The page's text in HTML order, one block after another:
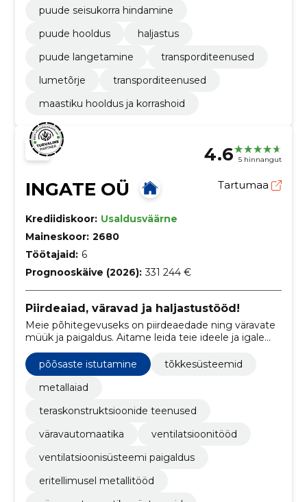
puude seisukorra hindamine
puude hooldus
haljastus
puude langetamine
transporditeenused
lumetõrje
transporditeenused
maastiku hooldus ja korrashoid
4.6 5 hinnangut
INGATE OÜ Tartumaa
Krediidiskoor: Usaldusväärne
Maineskoor: 2680
Töötajaid: 6
Prognooskäive (2026): 331 244 €
Piirdeaiad, väravad ja haljastustööd!
Meie põhitegevuseks on piirdeaedade ning väravate
müük ja paigaldus. Aitame leida teie ideele ja igale
põõsaste istutamine
tõkkesüsteemid
metallaiad
teraskonstruktsioonide teenused
väravautomaatika
ventilatsioonitööd
ventilatsioonisüsteemi paigaldus
eritellimusel metallitööd